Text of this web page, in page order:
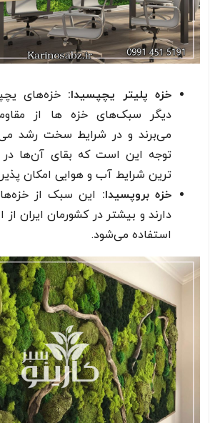
خزه پلیتر یچپسیدا: خزه‌های
دیگر سبک‌های خزه ها از
می‌برند و در شرایط سخت رشد
توجه این است که بقای آن‌ها
ترین شرایط آب و هوایی امکان
خزه بروپسیدا: این سبک از
دارند و بیشتر در کشورمان ایران
استفاده می‌شود.